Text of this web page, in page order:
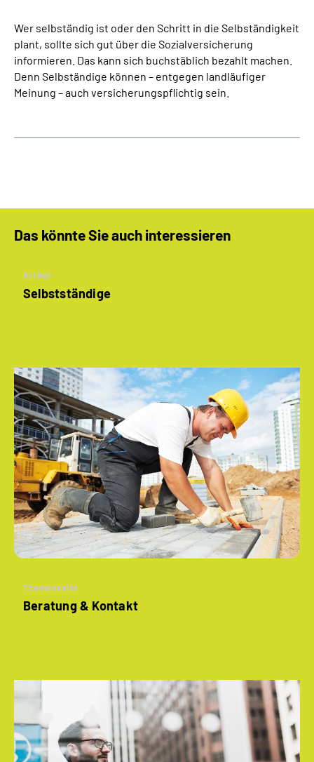
Wer selbständig ist oder den Schritt in die Selbständigkeit
plant, sollte sich gut über die Sozialversicherung
informieren. Das kann sich buchstäblich bezahlt machen.
Denn Selbständige können – entgegen landläufiger
Meinung – auch versicherungspflichtig sein.
Das könnte Sie auch interessieren
Artikel
Selbstständige
Themenseite
Beratung & Kontakt